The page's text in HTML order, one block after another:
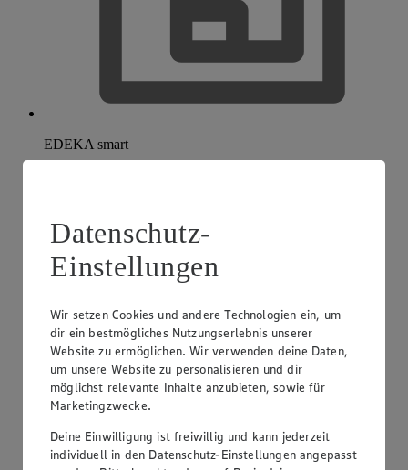
EDEKA smart
Datenschutz-
Einstellungen
Wir setzen Cookies und andere Technologien ein, um
dir ein bestmögliches Nutzungserlebnis unserer
Website zu ermöglichen. Wir verwenden deine Daten,
um unsere Website zu personalisieren und dir
möglichst relevante Inhalte anzubieten, sowie für
Marketingzwecke.
Deine Einwilligung ist freiwillig und kann jederzeit
individuell in den Datenschutz-Einstellungen angepasst